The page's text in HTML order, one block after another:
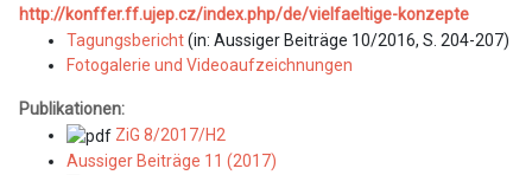
http://konffer.ff.ujep.cz/index.php/de/vielfaeltige-konzepte
Tagungsbericht(in: Aussiger Beiträge 10/2016, S. 204-207)
Fotogalerie und Videoaufzeichnungen
Publikationen:
ZiG 8/2017/H2
Aussiger Beiträge 11 (2017)